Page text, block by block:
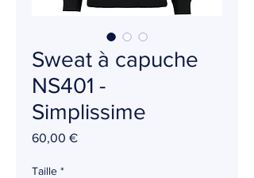
Sweat à capuche
NS401 -
Simplissime
60,00 €Prix
Taille *